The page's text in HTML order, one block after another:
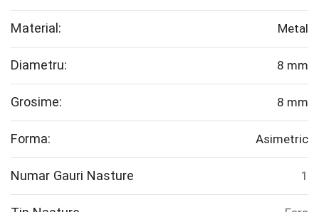
Material: Metal
Diametru: 8 mm
Grosime: 8 mm
Forma: Asimetric
Numar Gauri Nasture 1